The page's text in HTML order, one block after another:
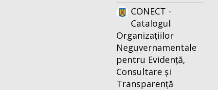
CONECT -
Catalogul
Organizațiilor
Neguvernamentale
pentru Evidență,
Consultare și
Transparență